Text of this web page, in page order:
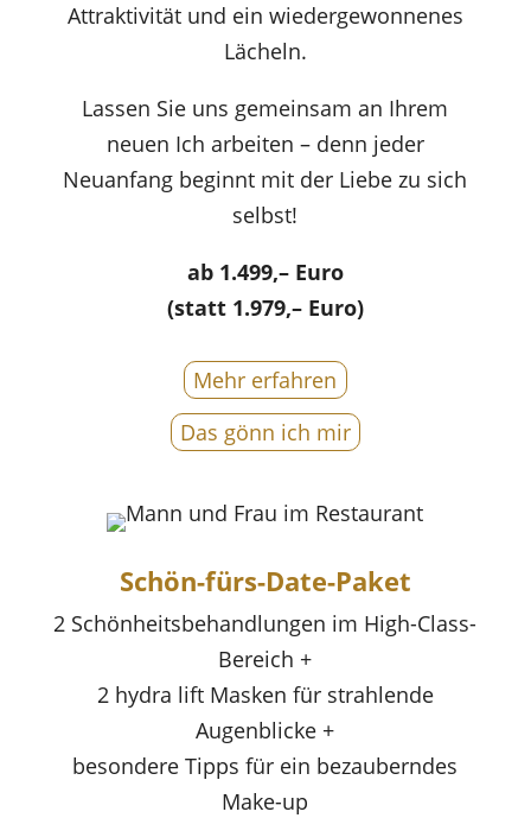
Attraktivität und ein wiedergewonnenes
Lächeln.
Lassen Sie uns gemeinsam an Ihrem
neuen Ich arbeiten – denn jeder
Neuanfang beginnt mit der Liebe zu sich
selbst!
ab 1.499,– Euro
(statt 1.979,– Euro)
Mehr erfahren
Das gönn ich mir
Schön-fürs-Date-Paket
2 Schönheitsbehandlungen im High-Class-
Bereich +
2 hydra lift Masken für strahlende
Augenblicke +
besondere Tipps für ein bezauberndes
Make-up